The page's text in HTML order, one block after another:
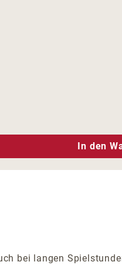
die In den
bei langen